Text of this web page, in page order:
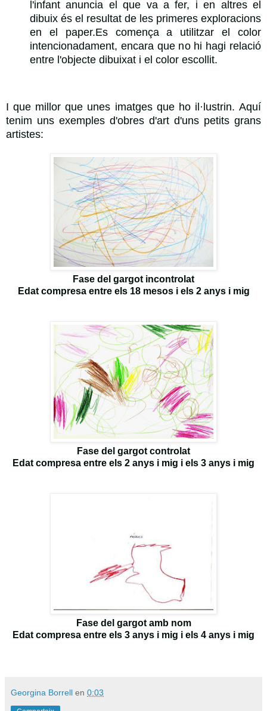
l'infant anuncia el que va a fer, i en altres el
dibuix és el resultat de les primeres exploracions
en el paper.Es comença a utilitzar el color
intencionadament, encara que no hi hagi relació
entre l'objecte dibuixat i el color escollit.
I que millor que unes imatges que ho il·lustrin. Aquí
tenim uns exemples d'obres d'art d'uns petits grans
artistes:
Fase del gargot incontrolat
Edat compresa entre els 18 mesos i els 2 anys i mig
Fase del gargot controlat
Edat compresa entre els 2 anys i mig i els 3 anys i mig
Fase del gargot amb nom
Edat compresa entre els 3 anys i mig i els 4 anys i mig
Georgina Borrell en 0:03